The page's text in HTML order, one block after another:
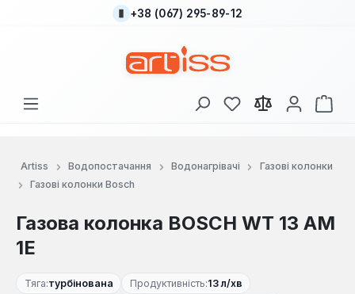
Перейти до основного вмісту
+38 (067) 295-89-12
У вас є 0 у списку
Artiss Водопостачання Водонагрівачі
Газові колонки
Газові колонки Bosch
Газова колонка BOSCH WT 13 AM
1E
Тяга:турбінована Продуктивність:13 л/хв